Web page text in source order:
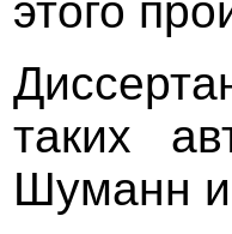
этого
таких
Шуманн